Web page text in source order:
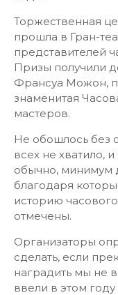
Торжественная
прошла в Гран-
представителей
Призы получили
Франсуа Можон,
знаменитая
мастеров.
Не обошлось без
всех не хватило,
обычно, минимум
благодаря
историю часового
отмечены.
Организаторы
сделать, если
наградить мы не
ввели в этом